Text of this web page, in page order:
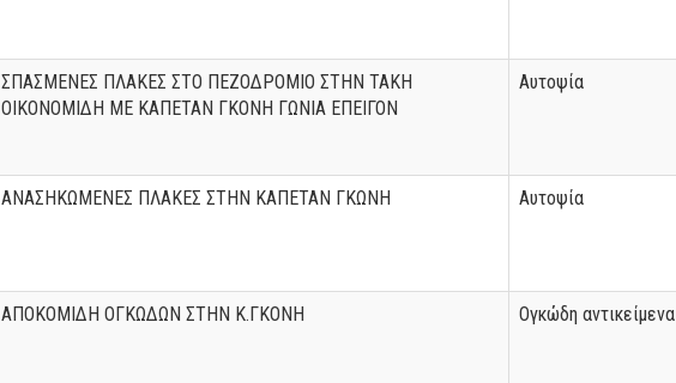
ΣΠΑΣΜΕΝΕΣ ΠΛΑΚΕΣ ΣΤΟ ΠΕΖΟΔΡΟΜΙΟ ΣΤΗΝ ΤΑΚΗ
ΟΙΚΟΝΟΜΙΔΗ ΜΕ ΚΑΠΕΤΑΝ ΓΚΟΝΗ ΓΩΝΙΑ ΕΠΕΙΓΟΝ
Αυτοψία
ΑΝΑΣΗΚΩΜΕΝΕΣ ΠΛΑΚΕΣ ΣΤΗΝ ΚΑΠΕΤΑΝ ΓΚΩΝΗ Αυτοψία
ΑΠΟΚΟΜΙΔΗ ΟΓΚΩΔΩΝ ΣΤΗΝ Κ.ΓΚΟΝΗ Ογκώδη αντικείμενα